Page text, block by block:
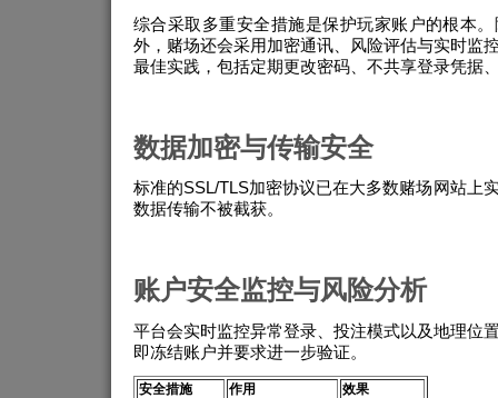
综合采取多重安全措施是保护玩家账户的根本
外，赌场还会采用加密通讯、风险评估与实时监
最佳实践，包括定期更改密码、不共享登录凭据
数据加密与传输安全
标准的SSL/TLS加密协议已在大多数赌场网站上
数据传输不被截获。
账户安全监控与风险分析
平台会实时监控异常登录、投注模式以及地理位
即冻结账户并要求进一步验证。
安全措施 作用
效果